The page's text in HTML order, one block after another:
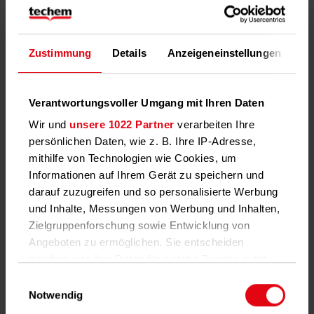
Zustimmung Details Anzeigeneinstellungen
Verantwortungsvoller Umgang mit Ihren Daten
Wir und unsere 1022 Partner verarbeiten Ihre
persönlichen Daten, wie z. B. Ihre IP-Adresse,
mithilfe von Technologien wie Cookies, um
Informationen auf Ihrem Gerät zu speichern und
darauf zuzugreifen und so personalisierte Werbung
und Inhalte, Messungen von Werbung und Inhalten,
Zielgruppenforschung sowie Entwicklung von
Angeboten zu ermöglichen. Sie entscheiden
Cookie-Erklärung oder durch Klicken auf das
Privacy Trigger Symbol ändern oder widerrufen
Notwendig
Lesen Sie jetzt den sechsten Nachhaltigkeitsberichthier